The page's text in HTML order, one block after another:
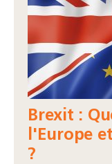
Brexit :
l'Europe
?